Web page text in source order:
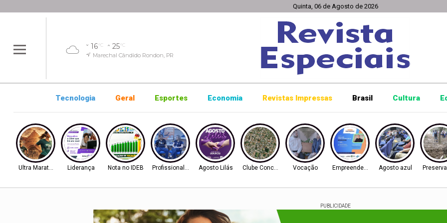
Quinta, 06 de Agosto de 2026
16°C 25°C
Marechal Cândido Rondon, PR
Tecnologia Geral Esportes Economia Revistas Impressas Brasil Cultura
Ultra Maratona Liderança Nota no IDEB ProfissionalizaçãoAgosto Lilás Clube Concórdia Vocação EmpreendedorismoAgosto azul
PUBLICIDADE